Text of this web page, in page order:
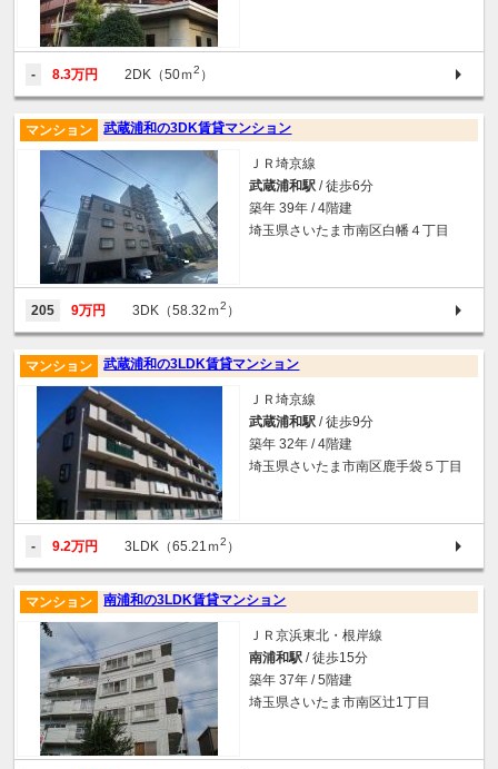
- 8.3万円 2DK（50ｍ2 ）
武蔵浦和の3DK賃貸マンション
マンション
ＪＲ埼京線
武蔵浦和駅 / 徒歩6分
築年 39年 / 4階建
埼玉県さいたま市南区白幡４丁目
205 9万円 3DK（58.32ｍ2 ）
武蔵浦和の3LDK賃貸マンション
マンション
ＪＲ埼京線
武蔵浦和駅 / 徒歩9分
築年 32年 / 4階建
埼玉県さいたま市南区鹿手袋５丁目
- 9.2万円 3LDK（65.21ｍ2 ）
南浦和の3LDK賃貸マンション
マンション
ＪＲ京浜東北・根岸線
南浦和駅 / 徒歩15分
築年 37年 / 5階建
埼玉県さいたま市南区辻1丁目